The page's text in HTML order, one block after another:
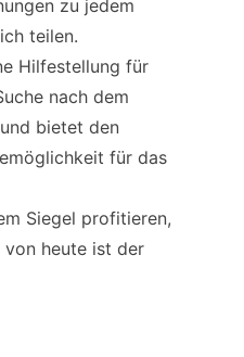
zu jedem
teilen.
Hilfestellung für
nach dem
bietet den
für das
Siegel profitieren,
von heute ist der